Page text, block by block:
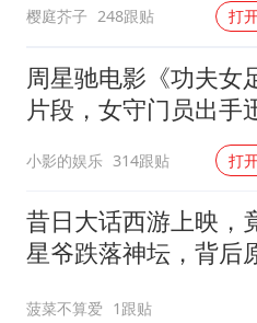
樱庭芥子 248跟贴 打
周星驰电影《功夫女
片段，女守门员出手
猛，一次比一次搞笑
小影的娱乐 314跟贴 打
昔日大话西游上映，
星爷跌落神坛，背后
菠菜不算爱 1跟贴